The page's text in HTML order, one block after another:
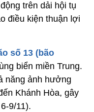
trên dải hội tụ
điều kiện thuận lợi
số 13 (bão
biển miền Trung.
năng ảnh hưởng
Khánh Hòa, gây
9/11).